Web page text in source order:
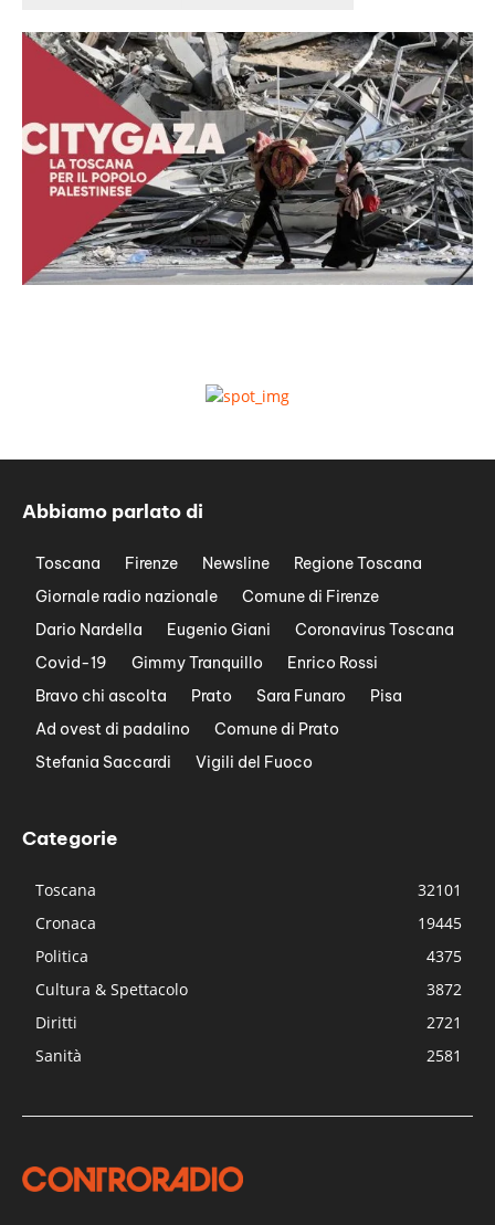
Abbiamo parlato di
Toscana Firenze Newsline
Regione Toscana
Giornale radio nazionale
Comune di Firenze
Dario Nardella
Eugenio Giani
Coronavirus Toscana
Covid-19
Gimmy Tranquillo
Enrico Rossi
Bravo chi ascolta
Prato Sara Funaro
Pisa
Ad ovest di padalino
Comune di Prato
Stefania Saccardi
Vigili del Fuoco
Categorie
Toscana
32101
Cronaca
19445
Politica
4375
Cultura & Spettacolo
3872
Diritti
2721
Sanità
2581